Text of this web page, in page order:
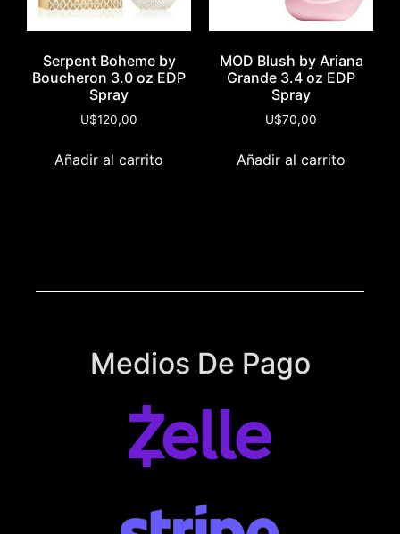
Serpent Boheme by
Boucheron 3.0 oz EDP
Spray
U$120,00
Añadir al carrito
MOD Blush by Ariana
Grande 3.4 oz EDP
Spray
U$70,00
Añadir al carrito
Medios De Pago